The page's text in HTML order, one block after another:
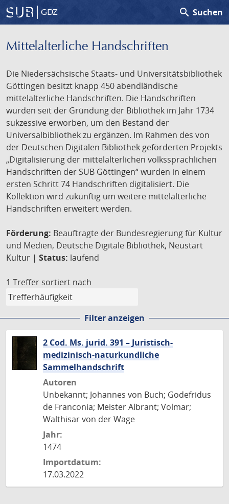
GDZ search Suchen
Mittelalterliche Handschriften
Die Niedersächsische Staats- und Universitätsbibliothek
Göttingen besitzt knapp 450 abendländische
mittelalterliche Handschriften. Die Handschriften
wurden seit der Gründung der Bibliothek im Jahr 1734
sukzessive erworben, um den Bestand der
Universalbibliothek zu ergänzen. Im Rahmen des von
der Deutschen Digitalen Bibliothek geförderten Projekts
„Digitalisierung der mittelalterlichen volkssprachlichen
Handschriften der SUB Göttingen“ wurden in einem
ersten Schritt 74 Handschriften digitalisiert. Die
Kollektion wird zukünftig um weitere mittelalterliche
Handschriften erweitert werden.
Förderung: Beauftragte der Bundesregierung für Kultur
und Medien, Deutsche Digitale Bibliothek, Neustart
Kultur | Status: laufend
1 Treffer sortiert nach
Filter anzeigen
2 Cod. Ms. jurid. 391 – Juristisch-
medizinisch-naturkundliche
Sammelhandschrift
Autoren
Unbekannt; Johannes von Buch; Godefridus
de Franconia; Meister Albrant; Volmar;
Walthisar von der Wage
Jahr:
1474
Importdatum:
17.03.2022